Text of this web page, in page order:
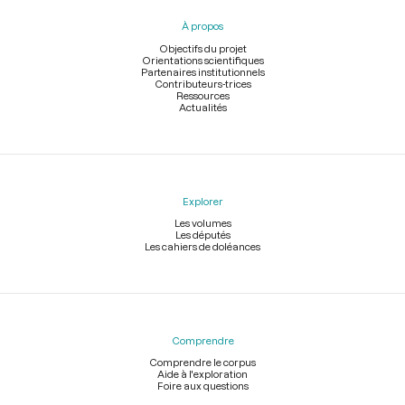
À propos
Objectifs du projet
Orientations scientifiques
Partenaires institutionnels
Contributeurs-trices
Ressources
Actualités
Explorer
Les volumes
Les députés
Les cahiers de doléances
Comprendre
Comprendre le corpus
Aide à l'exploration
Foire aux questions